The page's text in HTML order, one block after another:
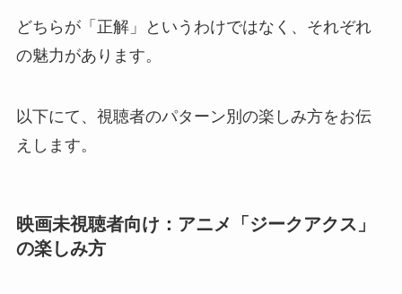
どちらが「正解」というわけではなく、それぞれ
の魅力があります。
以下にて、視聴者のパターン別の楽しみ方をお伝
えします。
映画未視聴者向け：アニメ「ジークアクス」
の楽しみ方